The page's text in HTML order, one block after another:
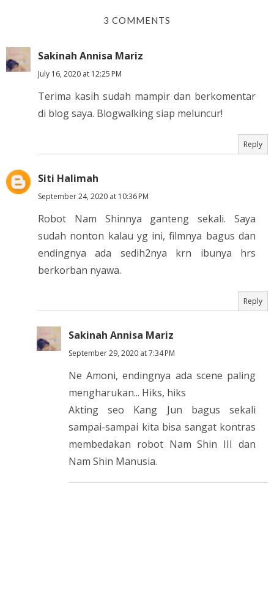
3 COMMENTS
Sakinah Annisa Mariz
July 16, 2020 at 12:25 PM
Terima kasih sudah mampir dan berkomentar
di blog saya. Blogwalking siap meluncur!
Reply
Siti Halimah
September 24, 2020 at 10:36 PM
Robot Nam Shinnya ganteng sekali. Saya
sudah nonton kalau yg ini, filmnya bagus dan
endingnya ada sedih2nya krn ibunya hrs
berkorban nyawa.
Reply
Sakinah Annisa Mariz
September 29, 2020 at 7:34 PM
Ne Amoni, endingnya ada scene paling
mengharukan... Hiks, hiks
Akting seo Kang Jun bagus sekali
sampai-sampai kita bisa sangat kontras
membedakan robot Nam Shin III dan
Nam Shin Manusia.